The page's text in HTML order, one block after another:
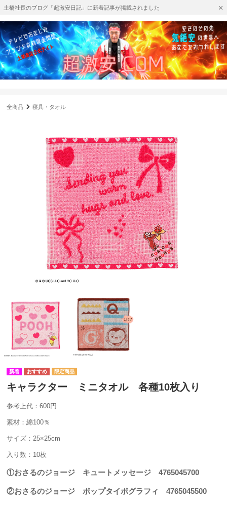
土橋社長のブログ「超激安日記」に新着記事が掲載されました
全商品 寝具・タオル
キャラクター ミニタオル 各種10枚入り
参考上代：600円
素材：綿100％
サイズ：25×25cm
入り数：10枚
①おさるのジョージ キュートメッセージ 4765045700
②おさるのジョージ ポップタイポグラフィ 4765045500